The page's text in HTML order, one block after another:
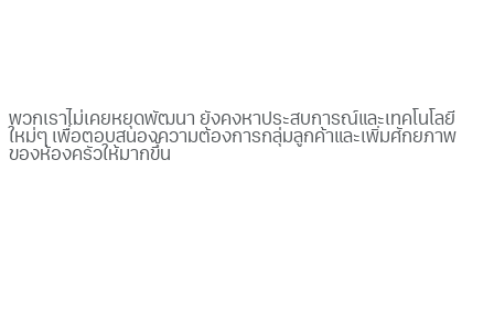
พวกเราไม่เคยหยุดพัฒนา ยังคงหาประสบการณ์และเทคโนโลยี
ใหม่ๆ เพื่อตอบสนองความต้องการกลุ่มลูกค้าและเพิ่มศักยภาพ
ของห้องครัวให้มากขึ้น